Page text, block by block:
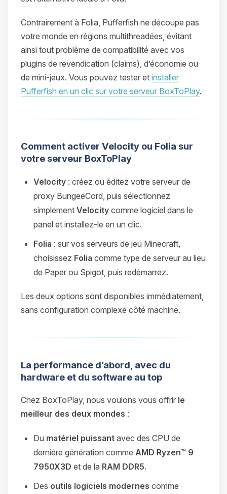
Contrairement à Folia, Pufferfish ne découpe pas
votre monde en régions multithreadées, évitant
ainsi tout problème de compatibilité avec vos
plugins de revendication (claims), d’économie ou
de mini-jeux. Vous pouvez tester et installer
Pufferfish en un clic sur votre serveur BoxToPlay.
Comment activer Velocity ou Folia sur
votre serveur BoxToPlay
Velocity : créez ou éditez votre serveur de
proxy BungeeCord, puis sélectionnez
simplement Velocity comme logiciel dans le
panel et installez-le en un clic.
Folia : sur vos serveurs de jeu Minecraft,
choisissez Folia comme type de serveur au lieu
de Paper ou Spigot, puis redémarrez.
Les deux options sont disponibles immédiatement,
sans configuration complexe côté machine.
La performance d’abord, avec du
hardware et du software au top
Chez BoxToPlay, nous voulons vous offrir le
meilleur des deux mondes :
Du matériel puissant avec des CPU de
dernière génération comme AMD Ryzen™ 9
7950X3D et de la RAM DDR5.
Des outils logiciels modernes comme